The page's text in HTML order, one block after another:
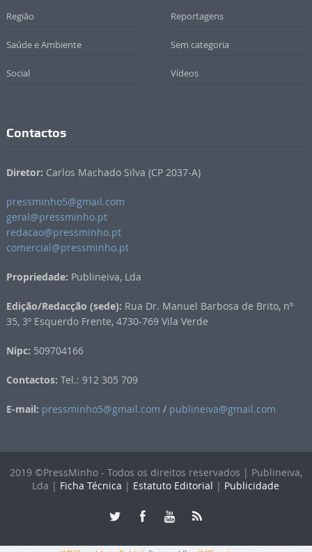
Região Reportagens
Saúde e Ambiente Sem categoria
Social Vídeos
Contactos
Diretor: Carlos Machado Silva (CP 2037-A)
pressminho5@gmail.com
geral@pressminho.pt
redacao@pressminho.pt
comercial@pressminho.pt
Propriedade: Publineiva, Lda
Edição/Redacção (sede): Rua Dr. Manuel Barbosa de Brito, nº
35, 3º Esquerdo Frente, 4730-769 Vila Verde
Nipc: 509704166
Contactos: Tel.: 912 305 709
E-mail: pressminho5@gmail.com / publineiva@gmail.com
2019 ©PressMinho - Todos os direitos reservados | Publineiva,
Lda | Ficha Técnica | Estatuto Editorial | Publicidade